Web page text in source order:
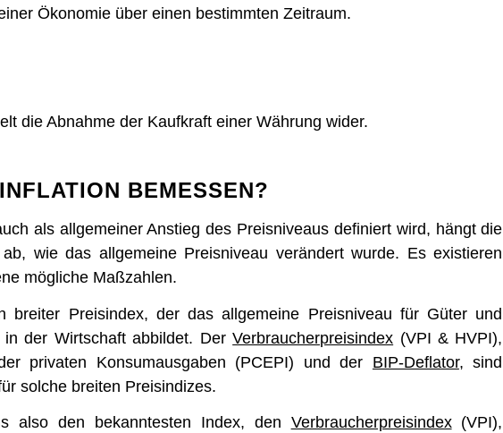
Ökonomie über einen bestimmten Zeitraum.
die Abnahme der Kaufkraft einer Währung wider.
BEMESSEN?
als allgemeiner Anstieg des Preisniveaus definiert wird, hängt die
wie das allgemeine Preisniveau verändert wurde. Es existieren
mögliche Maßzahlen.
breiter Preisindex, der das allgemeine Preisniveau für Güter und
in der Wirtschaft abbildet. DerVerbraucherpreisindex (VPI & HVPI),
privaten Konsumausgaben (PCEPI) und der BIP-Deflator, sind
solche breiten Preisindizes.
also den bekanntesten Index, den Verbraucherpreisindex(VPI),